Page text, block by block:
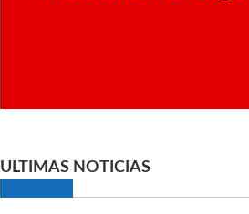
ULTIMAS NOTICIAS